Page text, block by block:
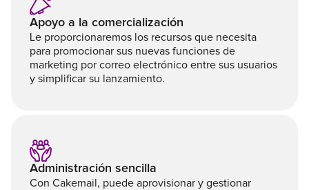
Apoyo a la comercialización
Le proporcionaremos los recursos que necesita
para promocionar sus nuevas funciones de
marketing por correo electrónico entre sus usuarios
y simplificar su lanzamiento.
Administración sencilla
Con Cakemail, puede aprovisionar y gestionar